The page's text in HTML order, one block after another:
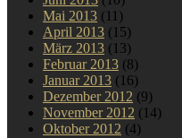
Mai 2013 (11)
April 2013 (15)
März 2013 (13)
Februar 2013 (8)
Januar 2013 (16)
Dezember 2012 (9)
November 2012 (14)
Oktober 2012 (4)